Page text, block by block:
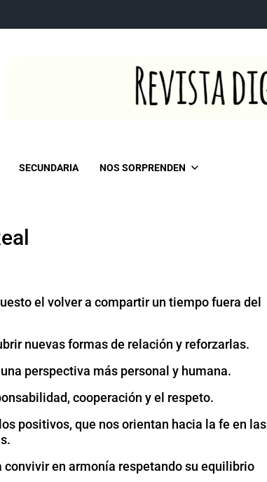
SECUNDARIA NOS SORPRENDEN
el volver a compartir un tiempo fuera del
nuevas formas de relación y reforzarlas.
perspectiva más personal y humana.
cooperación y el respeto.
positivos, que nos orientan hacia la fe en las
en armonía respetando su equilibrio